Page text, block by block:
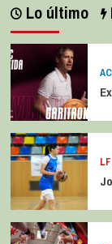
Lo último